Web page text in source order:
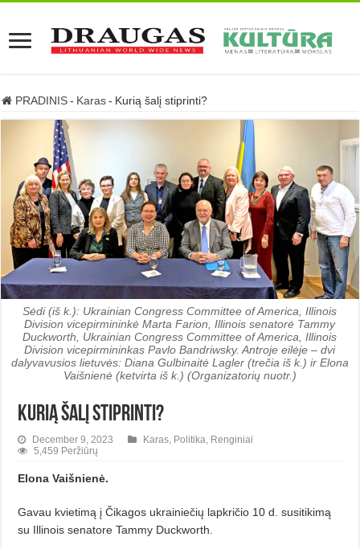
PRADINIS - Karas - Kurią šalį stiprinti?
Sėdi (iš k.): Ukrainian Congress Committee of America, Illinois
Division vicepirmininkė Marta Farion, Illinois senatorė Tammy
Duckworth, Ukrainian Congress Committee of America, Illinois
Division vicepirmininkas Pavlo Bandriwsky. Antroje eilėje – dvi
dalyvavusios lietuvės: Diana Gulbinaitė Lagler (trečia iš k.) ir Elona
Vaišnienė (ketvirta iš k.) (Organizatorių nuotr.)
Kurią šalį stiprinti?
December 9, 2023 Karas Politika Renginiai
5,459 Peržiūrų
Elona Vaišnienė.
Gavau kvietimą į Čikagos ukrai­niečių lapkričio 10 d. susitikimą
su Illinois senatore Tammy Duckworth.